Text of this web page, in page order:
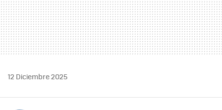
12 Diciembre 2025